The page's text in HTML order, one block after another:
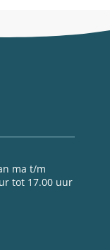
ma t/m
tot 17.00 uur